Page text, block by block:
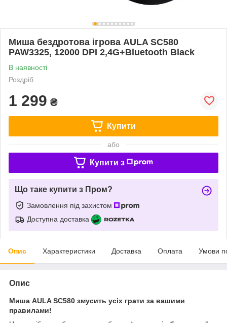
Миша бездротова ігрова AULA SC580
PAW3325, 12000 DPI 2,4G+Bluetooth Black
В наявності
Роздріб
1 299 ₴
Купити
або
Купити з
Що таке купити з Пром?
Замовлення під захистом
Доступна доставка
Опис Характеристики Доставка Оплата Умови
Опис
Миша AULA SC580 змусить усіх грати за вашими
правилами!